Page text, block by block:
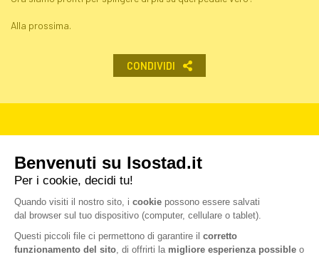
Alla prossima.
CONDIVIDI
BLOG
NEWS E CONSIGLI DA ISOSTAD
IDRATAZIONE & SPORT